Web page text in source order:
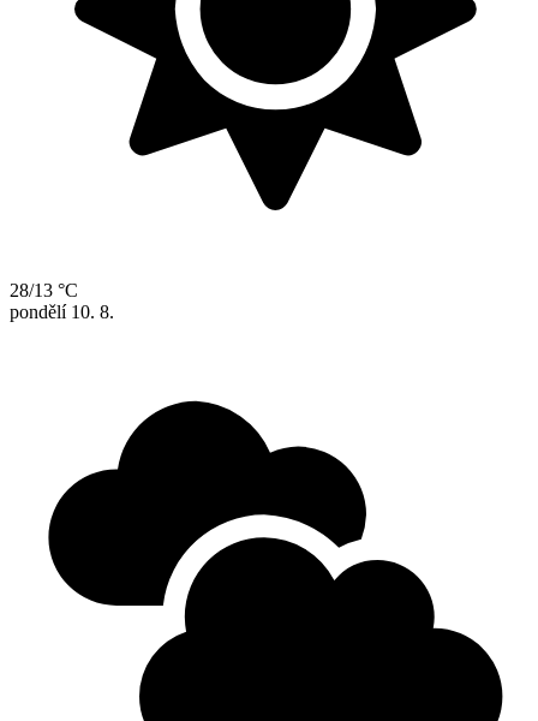
28/13 °C
pondělí 10. 8.